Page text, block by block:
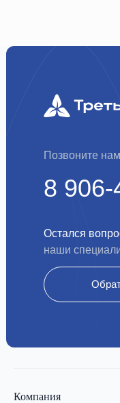
8 906-
Позвоните
Остался
наши
Компания